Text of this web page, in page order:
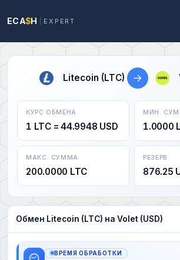
ECA$H EXPERT
Litecoin (LTC) →
КУРС ОБМЕНА
1 LTC = 44.9948 USD
МИН.
1.0000
МАКС. СУММА
200.0000 LTC
РЕЗЕРВ
876.25
Обмен Litecoin (LTC) на Volet (USD)
ВРЕМЯ ОБРАБОТКИ